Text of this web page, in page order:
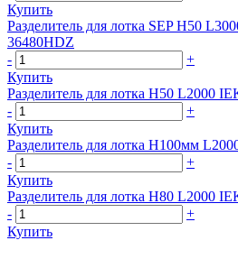
Купить
Разделитель для лотка SEP H50
36480HDZ
-
+
Купить
Разделитель для лотка H50 L2000
-
+
Купить
Разделитель для лотка H100мм
-
+
Купить
Разделитель для лотка H80 L2000
-
+
Купить